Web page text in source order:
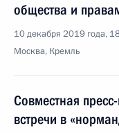
общества и
10 декабря 2019 года,
Москва, Кремль
Совместная
встречи в